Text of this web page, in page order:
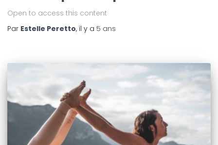
Open to access this content
Par Estelle Peretto, il y a 5 ans